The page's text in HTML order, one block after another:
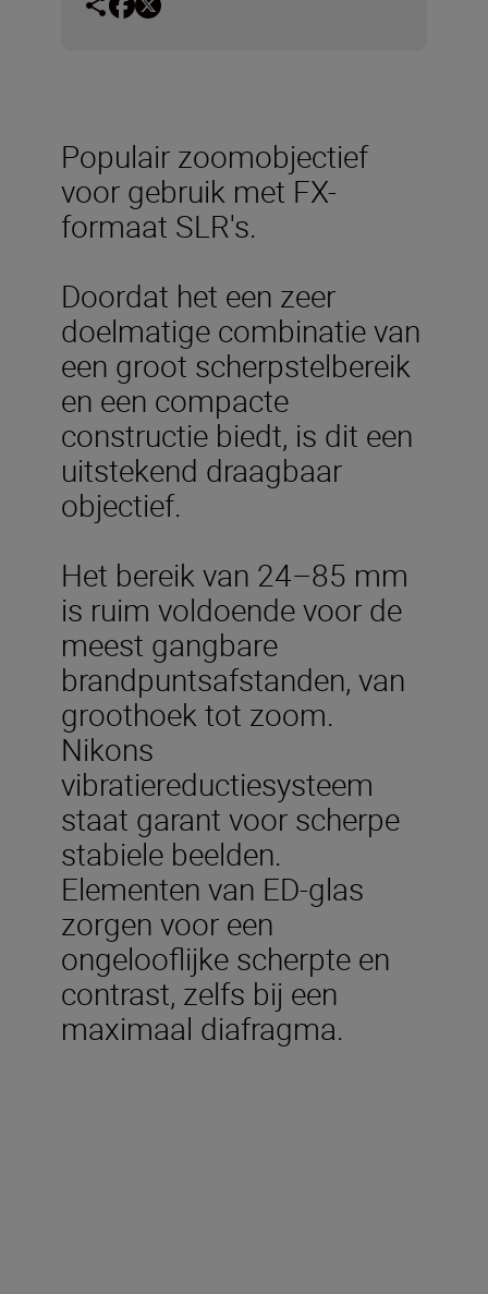
Populair zoomobjectief
voor gebruik met FX-
formaat SLR's.
Doordat het een zeer
doelmatige combinatie van
een groot scherpstelbereik
en een compacte
constructie biedt, is dit een
uitstekend draagbaar
objectief.
Het bereik van 24–85 mm
is ruim voldoende voor de
meest gangbare
brandpuntsafstanden, van
groothoek tot zoom.
Nikons
vibratiereductiesysteem
staat garant voor scherpe
stabiele beelden.
Elementen van ED-glas
zorgen voor een
ongelooflijke scherpte en
contrast, zelfs bij een
maximaal diafragma.